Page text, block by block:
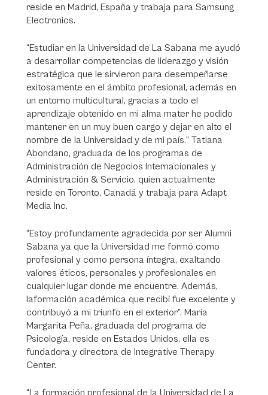
reside en Madrid, España y trabaja para Samsung
Electronics.
“Estudiar en la Universidad de La Sabana me ayudó
a desarrollar competencias de liderazgo y visión
estratégica que le sirvieron para desempeñarse
exitosamente en el ámbito profesional, además en
un entorno multicultural, gracias a todo el
aprendizaje obtenido en mi alma mater he podido
mantener en un muy buen cargo y dejar en alto el
nombre de la Universidad y de mi país.” Tatiana
Abondano, graduada de los programas de
Administración de Negocios Internacionales y
Administración & Servicio, quien actualmente
reside en Toronto, Canadá y trabaja para Adapt
Media Inc.
“Estoy profundamente agradecida por ser Alumni
Sabana ya que la Universidad me formó como
profesional y como persona íntegra, exaltando
valores éticos, personales y profesionales en
cualquier lugar donde me encuentre. Además,
laformación académica que recibí fue excelente y
contribuyó a mi triunfo en el exterior”. María
Margarita Peña, graduada del programa de
Psicología, reside en Estados Unidos, ella es
fundadora y directora de Integrative Therapy
Center.
“La formación profesional de la Universidad de La